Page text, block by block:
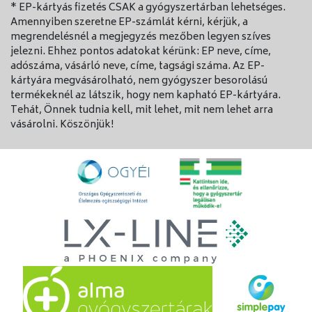
Ne alkalmazza a Zovirax Duo-t:
-
a szemben, a szájüregben, az orrban, illetve a
nemi szerveken.
-
a nemi szerveken jelentkező (genitális) herpesz
kezelésére.
-
ha immunrendszere nem működik megfelelően
(pl. ha csontvelő-átültetést hajtottak végre
Önnél, vagy HIV fertőzött).
semmilyen fedőkötéssel, pl. ragtapasszal vagy
herpesztapasszal.
Mosson kezet a gyógyszer alkalmazása előtt és után
annak érdekében, hogy az ajakherpesz ne
súlyosbodjon,illetve ne fertőzzön meg másokat.
Ne használja a gyógyszert 5 napnál hosszabb ideig.
* EP-kártyás fizetés CSAK a gyógyszertárban lehetséges.
Amennyiben szeretne EP-számlát kérni, kérjük, a
megrendelésnél a megjegyzés mezőben legyen szíves
jelezni. Ehhez pontos adatokat kérünk: EP neve, címe,
adószáma, vásárló neve, címe, tagsági száma. Az EP-
kártyára megvásárolható, nem gyógyszer besorolású
termékeknél az látszik, hogy nem kapható EP-kártyára.
Tehát, Önnek tudnia kell, mit lehet, mit nem lehet arra
vásárolni. Köszönjük!